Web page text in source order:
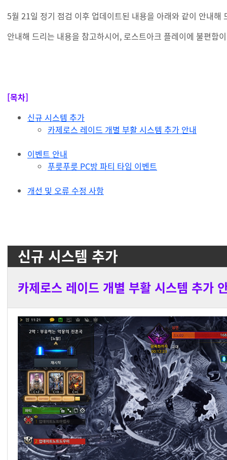
5월 21일 정기 점검 이후 업데이트된 내용을 아래와 같이 안내해
안내해 드리는 내용을 참고하시어, 로스트아크 플레이에 불편함
[목차]
신규 시스템 추가
카제로스 레이드 개별 부활 시스템 추가 안내
이벤트 안내
푸릇푸릇 PC방 파티 타임 이벤트
개선 및 오류 수정 사항
신규 시스템 추가
카제로스 레이드 개별 부활 시스템 추가